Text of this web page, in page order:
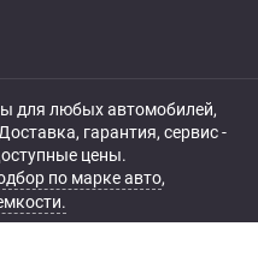
для любых автомобилей,
гарантия, сервис -
цены.
по марке авто,